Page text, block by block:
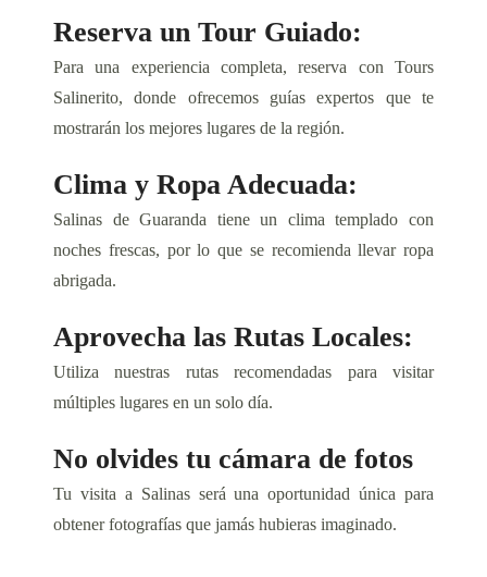
Reserva un Tour Guiado:
Para una experiencia completa, reserva con Tours
Salinerito, donde ofrecemos guías expertos que te
mostrarán los mejores lugares de la región.
Clima y Ropa Adecuada:
Salinas de Guaranda tiene un clima templado con
noches frescas, por lo que se recomienda llevar ropa
abrigada.
Aprovecha las Rutas Locales:
Utiliza nuestras rutas recomendadas para visitar
múltiples lugares en un solo día.
No olvides tu cámara de fotos
Tu visita a Salinas será una oportunidad única para
obtener fotografías que jamás hubieras imaginado.